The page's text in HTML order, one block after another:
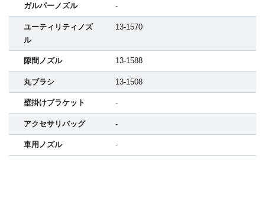
ガルパーノズル -
ユーティリティノズ
ル
13-1570
隙間ノズル 13-1588
丸ブラシ 13-1508
壁掛けブラケット -
アクセサリバッグ -
車用ノズル -